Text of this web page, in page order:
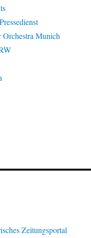
Orchestra Munich
Zeitungsportal